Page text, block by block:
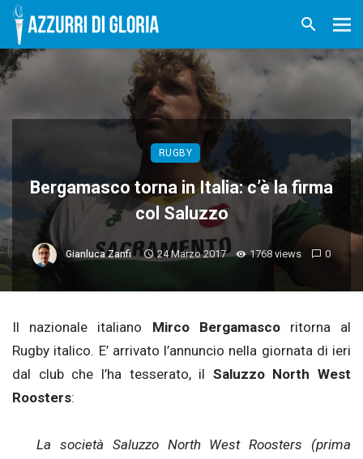
RUGBY
Bergamasco torna in Italia: c’è la firma
col Saluzzo
Gianluca Zanfi 24 Marzo 2017 1768 views 0
Il nazionale italiano Mirco Bergamascoritorna al
Rugby italico. E’ arrivato l’annuncio nella giornata di ieri
dal club che l’ha tesserato, il Saluzzo North West
Roosters:
La società Saluzzo North West Roosters (prima